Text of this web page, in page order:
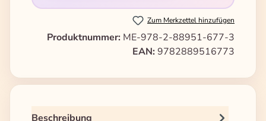
Zum Merkzettel hinzufügen
Produktnummer: ME-978-2-88951-677-3
EAN: 9782889516773
Beschreibung